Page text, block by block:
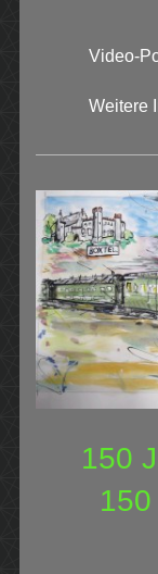
Video-
Weitere
150